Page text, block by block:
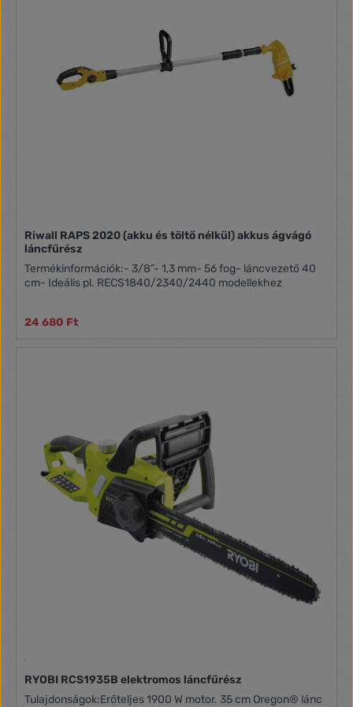
(mm): 100/3,2Tengely méret (mm): 10Motor: 230V, 50HzSúly
(kg): 1.80Magasság (m): 350.00Hosszúság (h):
140.00Szélesség (sz): 200.00
Riwall RAPS 2020 (akku és töltő nélkül) akkus ágvágó
láncfűrész
Termékinformációk:- 3/8”- 1,3 mm- 56 fog- láncvezető 40
cm- Ideális pl. RECS1840/2340/2440 modellekhez
24 680 Ft
RYOBI RCS1935B elektromos láncfűrész
Tulajdonságok:Erőteljes 1900 W motor. 35 cm Oregon® lánc